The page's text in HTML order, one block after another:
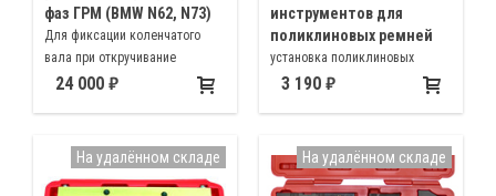
фаз ГРМ (BMW N62, N73)
Для фиксации коленчатого
вала при откручивание
центрального болта демпфера
24 000
инструментов для
поликлиновых ремней
установка поликлиновых
ремней, на тех двигателях, где
3 190
На удалённом складе На удалённом складе